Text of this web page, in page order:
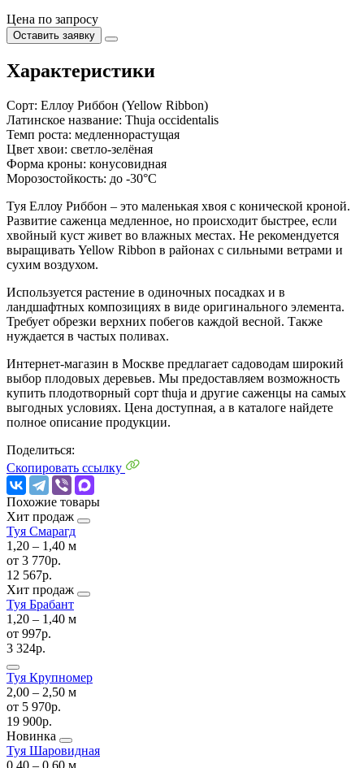
Цена по запросу
Оставить заявку
Характеристики
Сорт: Еллоу Риббон (Yellow Ribbon)
Латинское название: Thuja occidentalis
Темп роста: медленнорастущая
Цвет хвои: светло-зелёная
Форма кроны: конусовидная
Морозостойкость: до -30°С
Туя Еллоу Риббон – это маленькая хвоя с конической кроной.
Развитие саженца медленное, но происходит быстрее, если
хвойный куст живет во влажных местах. Не рекомендуется
выращивать Yellow Ribbon в районах с сильными ветрами и
сухим воздухом.
Используется растение в одиночных посадках и в
ландшафтных композициях в виде оригинального элемента.
Требует обрезки верхних побегов каждой весной. Также
нуждается в частых поливах.
Интернет-магазин в Москве предлагает садоводам широкий
выбор плодовых деревьев. Мы предоставляем возможность
купить плодотворный сорт thuja и другие саженцы на самых
выгодных условиях. Цена доступная, а в каталоге найдете
полное описание продукции.
Поделиться:
Скопировать ссылку
Похожие товары
Хит продаж
Туя Смарагд
1,20 ‒ 1,40 м
от 3 770р.
12 567р.
Хит продаж
Туя Брабант
1,20 ‒ 1,40 м
от 997р.
3 324р.
Туя Крупномер
2,00 ‒ 2,50 м
от 5 970р.
19 900р.
Новинка
Туя Шаровидная
0,40 ‒ 0,60 м